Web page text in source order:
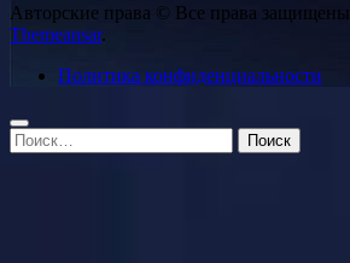
Авторские права © Все права защищены
Themeansar.
Политика конфиденциальности
Найти: